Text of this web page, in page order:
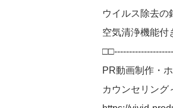
ウイルス除去の
空気清浄機能付
PR動画制作・
カウンセリング